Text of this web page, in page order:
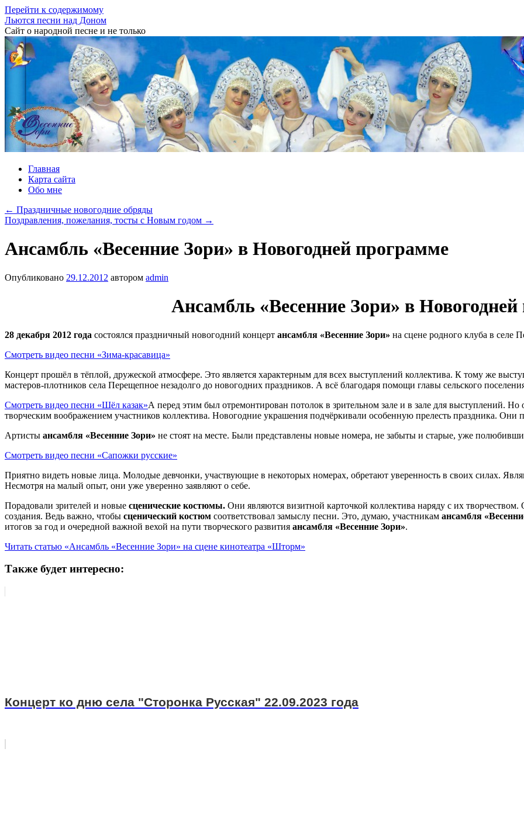
Перейти к содержимому
Льются песни над Доном
Сайт о народной песне и не только
Главная
Карта сайта
Обо мне
← Праздничные новогодние обряды
Поздравления, пожелания, тосты с Новым годом →
Ансамбль «Весенние Зори» в Новогодней программе
Опубликовано 29.12.2012 автором admin
Ансамбль «Весенние Зори» в
28 декабря 2012 года состоялся праздничный новогодний концерт ансамбля «Весенние Зори» на сцене родного клуба в селе
Смотреть видео песни «Зима-красавица»
Концерт прошёл в тёплой, дружеской атмосфере. Это является характерным для всех выступлений коллектива. К тому же
мастеров-плотников села Перещепное незадолго до новогодних праздников. А всё благодаря помощи главы сельского
Смотреть видео песни «Шёл казак»А перед этим был отремонтирован потолок в зрительном зале и в зале для выступлений.
творческим воображением участников коллектива. Новогодние украшения подчёркивали особенную прелесть праздника. Они
Артисты ансамбля «Весенние Зори» не стоят на месте. Были представлены новые номера, не забыты и старые, уже
Смотреть видео песни «Сапожки русские»
Приятно видеть новые лица. Молодые девчонки, участвующие в некоторых номерах, обретают уверенность в своих силах.
Несмотря на малый опыт, они уже уверенно заявляют о себе.
Порадовали зрителей и новые сценические костюмы. Они являются визитной карточкой коллектива наряду с их
создания. Ведь важно, чтобы сценический костюм соответствовал замыслу песни. Это, думаю, участникам ансамбля
итогов за год и очередной важной вехой на пути творческого развития ансамбля «Весенние Зори».
Читать статью «Ансамбль «Весенние Зори» на сцене кинотеатра «Шторм»
Также будет интересно:
Концерт ко дню села "Сторонка Русская" 22.09.2023 года